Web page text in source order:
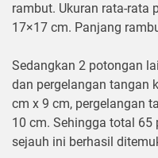
rambut. Ukuran rata-rata
17×17 cm. Panjang
Sedangkan 2 potongan
dan pergelangan tangan
cm x 9 cm, pergelangan
10 cm. Sehingga total
sejauh ini berhasil